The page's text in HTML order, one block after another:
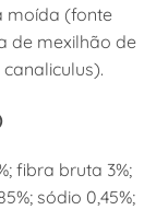
moída (fonte
de mexilhão de
fibra bruta 3%;
sódio 0,45%;